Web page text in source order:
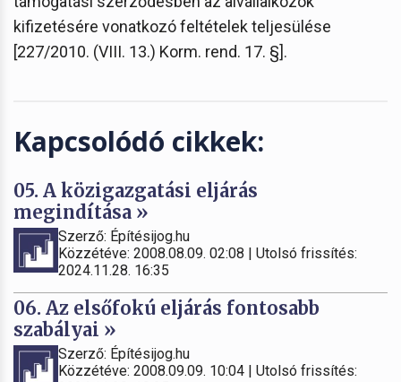
kifizetésére vonatkozó feltételek teljesülése
[227/2010. (VIII. 13.) Korm. rend. 17. §].
Kapcsolódó cikkek:
05. A közigazgatási eljárás
megindítása »
Szerző: Építésijog.hu
Közzétéve: 2008.08.09. 02:08 | Utolsó frissítés:
2024.11.28. 16:35
06. Az elsőfokú eljárás fontosabb
szabályai »
Szerző: Építésijog.hu
Közzétéve: 2008.09.09. 10:04 | Utolsó frissítés: